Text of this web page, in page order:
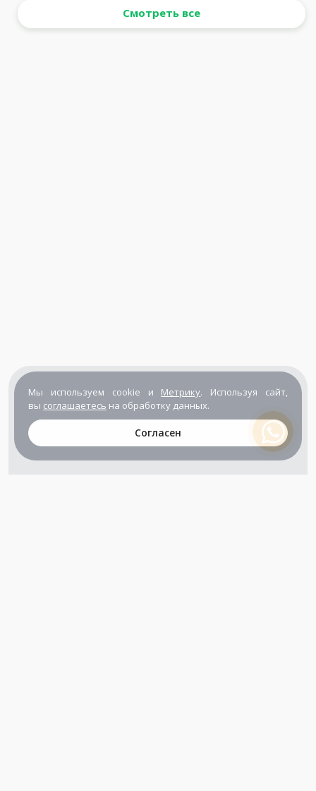
Смотреть все
Мы используем cookie и Метрику. Используя сайт,
вы соглашаетесь на обработку данных.
Согласен